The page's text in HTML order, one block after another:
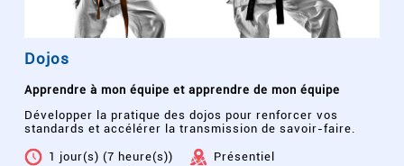
Dojos
Apprendre à mon équipe et apprendre de mon équipe
Développer la pratique des dojos pour renforcer vos
standards et accélérer la transmission de savoir-faire.
1 jour(s) (7 heure(s))
Présentiel